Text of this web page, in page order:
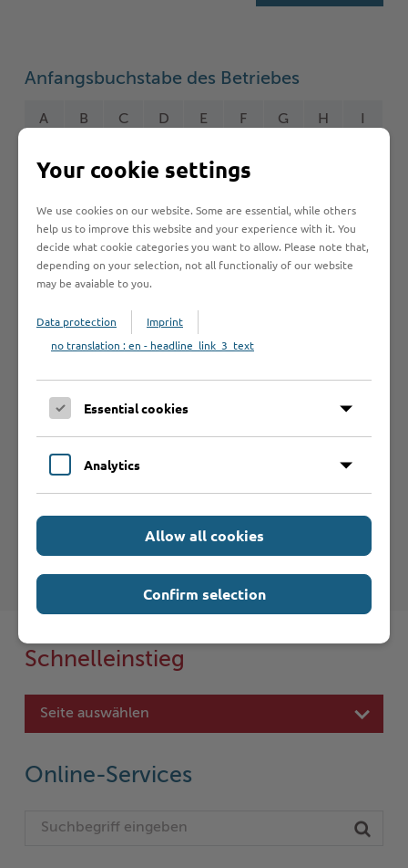
Anfangsbuchstabe des Betriebes
A B C D E F G H
J N
Betrieb anmelden
Sie vermissen einen Eintrag in der Liste? Melden Sie
Ihren Betrieb in 3 einfachen Schritten an.
Haftungsauschluss
Internet-Seiten entnehmen Sie bitte den
Nutzungsbedingungen
Schnelleinstieg
Seite auswählen
Online-Services
Your cookie settings
We use cookies on our website. Some are essential, while others
help us to improve this website and your experience with it. You
decide what cookie categories you want to allow. Please note that,
depending on your selection, not all functionaliy of our website
may be avaiable to you.
Data protection
Imprint
no translation : en - headline_link_3_text
Essential cookies
Analytics
Allow all cookies
Confirm selection